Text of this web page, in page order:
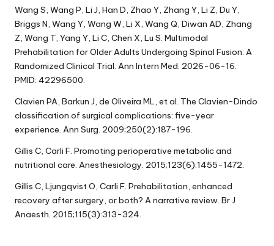
Wang S, Wang P, Li J, Han D, Zhao Y, Zhang Y, Li Z, Du Y,
Briggs N, Wang Y, Wang W, Li X, Wang Q, Diwan AD, Zhang
Z, Wang T, Yang Y, Li C, Chen X, Lu S. Multimodal
Prehabilitation for Older Adults Undergoing Spinal Fusion: A
Randomized Clinical Trial. Ann Intern Med. 2026-06-16.
PMID: 42296500.
Clavien PA, Barkun J, de Oliveira ML, et al. The Clavien-Dindo
classification of surgical complications: five-year
experience. Ann Surg. 2009;250(2):187-196.
Gillis C, Carli F. Promoting perioperative metabolic and
nutritional care. Anesthesiology. 2015;123(6):1455-1472.
Gillis C, Ljungqvist O, Carli F. Prehabilitation, enhanced
recovery after surgery, or both? A narrative review. Br J
Anaesth. 2015;115(3):313-324.